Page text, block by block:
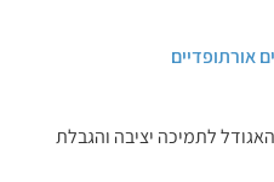
אורתופדיים
לתמיכה יציבה והגבלת